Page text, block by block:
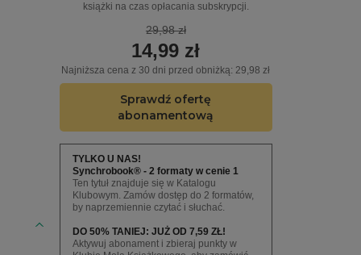
książki na czas opłacania subskrypcji.
29,98 zł
14,99 zł
Najniższa cena z 30 dni przed obniżką: 29,98 zł
Sprawdź ofertę
abonamentową
TYLKO U NAS!
Synchrobook® - 2 formaty w cenie 1
Ten tytuł znajduje się w Katalogu
Klubowym. Zamów dostęp do 2 formatów,
by naprzemiennie czytać i słuchać.
DO 50% TANIEJ: JUŻ OD 7,59 ZŁ!
Aktywuj abonament i zbieraj punkty w